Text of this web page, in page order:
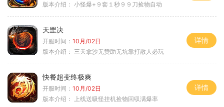
版本介绍： 小怪爆+９套１秒９９刀捡物自动
天罡决
开服时间： 10月/02日
版本介绍： 三天拿沙无赞助无坑靠打散人必玩
详情
快餐超变终极爽
开服时间： 10月/02日
版本介绍：
上线送吸怪挂机捡物回収满爆率
详情